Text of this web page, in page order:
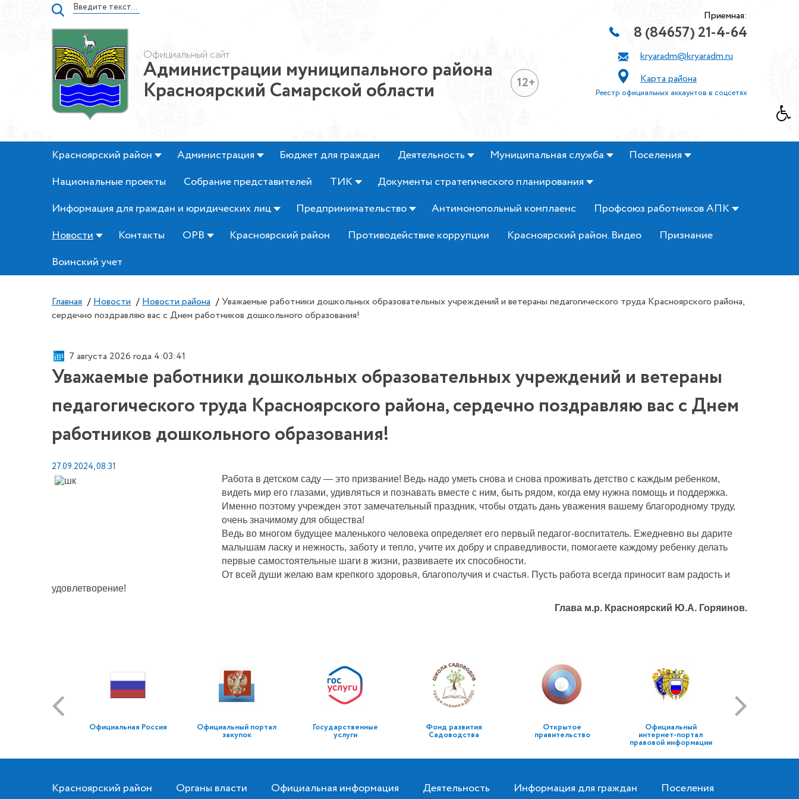
Официальный сайт
Администрации муниципального района
Красноярский Самарской области 12+
Приемная:
8 (84657) 21-4-64
kryaradm@kryaradm.ru
Карта района
Реестр официальных аккаунтов в соцсетях
Красноярский район Администрация Бюджет для граждан Деятельность Муниципальная служба
Поселения
Национальные проекты
Собрание представителей ТИК
Документы стратегического планирования
Информация для граждан и юридических лиц
Предпринимательство Антимонопольный комплаенс
Профсоюз работников АПК
Новости
Контакты ОРВ Красноярский район Противодействие коррупции Красноярский район. Видео
Признание
Воинский учет
Главная / Новости / Новости района / Уважаемые работники дошкольных образовательных учреждений и ветераны педагогического труда Красноярского района,
сердечно поздравляю вас с Днем работников дошкольного образования!
7 августа 2026 года 4:03:42
Уважаемые работники дошкольных образовательных учреждений и ветераны
педагогического труда Красноярского района, сердечно поздравляю вас с Днем
работников дошкольного образования!
27.09.2024, 08:31
Работа в детском саду — это призвание! Ведь надо уметь снова и снова проживать детство с каждым ребенком,
видеть мир его глазами, удивляться и познавать вместе с ним, быть рядом, когда ему нужна помощь и поддержка.
Именно поэтому учрежден этот замечательный праздник, чтобы отдать дань уважения вашему благородному труду,
очень значимому для общества!
Ведь во многом будущее маленького человека определяет его первый педагог-воспитатель. Ежедневно вы дарите
малышам ласку и нежность, заботу и тепло, учите их добру и справедливости, помогаете каждому ребенку делать
первые самостоятельные шаги в жизни, развиваете их способности.
От всей души желаю вам крепкого здоровья, благополучия и счастья. Пусть работа всегда приносит вам радость и
удовлетворение!
Глава м.р. Красноярский Ю.А. Горяинов.
Официальная Россия Официальный портал
закупок
Государственные
услуги
Фонд развития
Садоводства
Открытое
правительство
Официальный
интернет-портал
правовой информации
Красноярский район Органы власти Официальная информация Деятельность Информация для граждан Поселения